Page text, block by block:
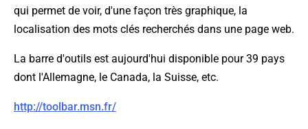
qui permet de voir, d'une façon très graphique, la
localisation des mots clés recherchés dans une page web.
La barre d'outils est aujourd'hui disponible pour 39 pays
dont l'Allemagne, le Canada, la Suisse, etc.
http://toolbar.msn.fr/